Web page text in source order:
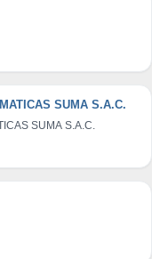
SUMA S.A.C.
SUMA S.A.C.